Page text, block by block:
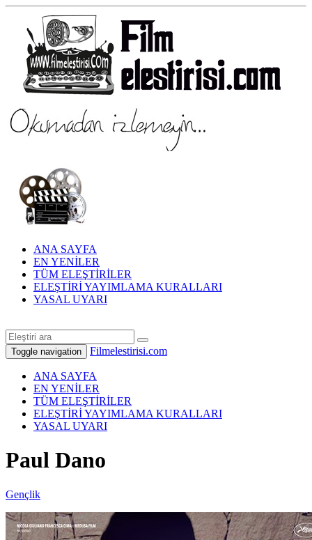
ANA SAYFA
EN YENİLER
TÜM ELEŞTİRİLER
ELEŞTİRİ YAYIMLAMA KURALLARI
YASAL UYARI
Toggle navigation Filmelestirisi.com
ANA SAYFA
EN YENİLER
TÜM ELEŞTİRİLER
ELEŞTİRİ YAYIMLAMA KURALLARI
YASAL UYARI
Paul Dano
Gençlik